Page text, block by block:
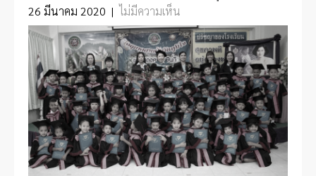
26 มีนาคม 2020 | ไม่มีความเห็น